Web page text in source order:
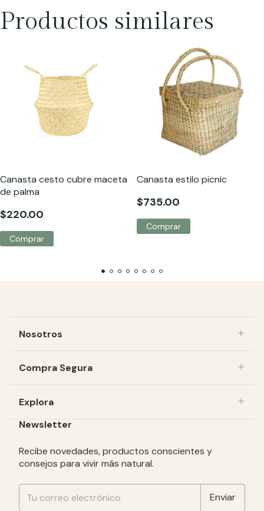
Productos similares
Canasta cesto cubre maceta
de palma
$220.00
Comprar
Canasta estilo picnic
$735.00
Nosotros
Compra Segura
Explora
Newsletter
Recibe novedades, productos conscientes y
consejos para vivir más natural.